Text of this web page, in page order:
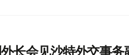
长会见沙特外交事务